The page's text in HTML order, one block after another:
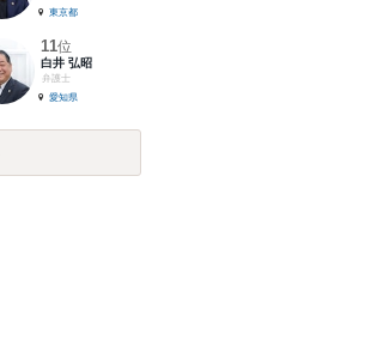
東京都
11位
白井 弘昭
弁護士
愛知県